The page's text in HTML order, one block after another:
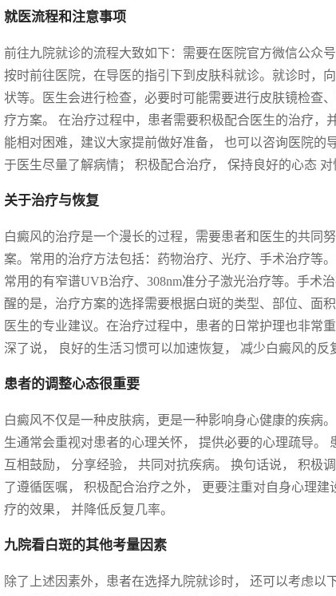
就医流程和注意事项
前往九院就诊的流程大致如下：需要在医院官方微信公众
按时前往医院，在导医的指引下到皮肤科就诊。就诊时，
状等。医生会进行检查，必要时可能需要进行皮肤镜检查
疗方案。 在治疗过程中，患者需要积极配合医生的治疗
能相对困难，建议大家提前做好准备， 也可以咨询医院
于医生尽量了解病情； 积极配合治疗， 保持良好的心态 对
关于治疗与恢复
白癜风的治疗是一个漫长的过程，需要患者和医生的共同
案。常用的治疗方法包括：药物治疗、光疗、手术治疗等
常用的有窄谱UVB治疗、308nm准分子激光治疗等。手术
醒的是，治疗方案的选择需要根据白斑的类型、部位、面
医生的专业建议。在治疗过程中，患者的日常护理也非常
深了说， 良好的生活习惯可以加速恢复， 减少白癜风的反
患者的调整心态很重要
白癜风不仅是一种皮肤病，更是一种影响身心健康的疾病
生通常会重视对患者的心理关怀， 提供必要的心理疏导。
互相鼓励， 分享经验， 共同对抗疾病。 换句话说， 积极
了遵循医嘱， 积极配合治疗之外， 更要注重对自身心理
疗的效果， 并降低反复几率。
九院看白斑的其他考量因素
除了上述因素外，患者在选择九院就诊时， 还可以考虑